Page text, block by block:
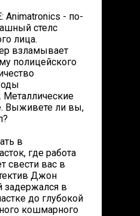
Animatronics - по-
стелс
лица.
взламывает
полицейского
Металлические
Выживете ли вы,
в
где работа
свести вас в
Джон
в
до глубокой
кошмарного